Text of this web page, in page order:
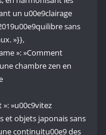
un u00e9clairage
sans
»}},
»: »Comment
chambre zen en
»: »u00c9vitez
et objets japonais sans
continuitu00e9 des